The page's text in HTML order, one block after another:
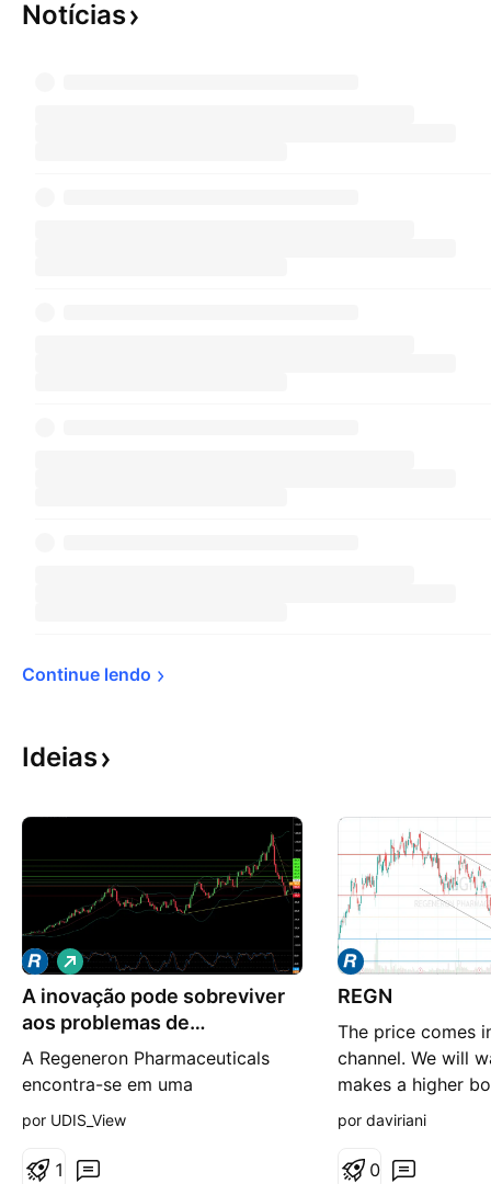
Notícias
Continue lendo
Ideias
A inovação pode sobreviver
aos problemas de
fabricação?
A Regeneron Pharmaceuticals
encontra-se em uma
encruzilhada fascinante,
biotecnologia moderna:
V
i
é
d
a
l
a
por UDIS_View
1
REGN
The price comes
channel. We will
makes a higher
Red arrows
por daviriani
0